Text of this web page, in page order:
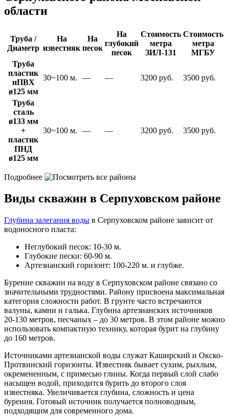
области
Труба /
Диаметр
На
известняк
На
песок
На
глубокий
песок
Стоимость
метра
ЗИЛ-131
Стоимость
метра
МГБУ
Труба
пластик
нПВХ
ø125 мм
30~100 м. — — 3200 руб. 3500 руб.
Труба
сталь
ø133 мм
+
пластик
ПНД
ø125 мм
30~100 м. — — 3200 руб. 3500 руб.
Подробнее
Виды скважин в Серпуховском районе
Глубина залегания воды в Серпуховском районе зависит от
водоносного пласта:
Неглубокий песок: 10-30 м.
Глубокие пески: 60-90 м.
Артезианский горизонт: 100-220 м. и глубже.
Бурение скважин на воду в Серпуховском районе связано со
значительными трудностями. Району присвоена максимальная
категория сложности работ. В грунте часто встречаются
валуны, камни и галька. Глубина артезианских источников
20-130 метров, песчаных – до 30 метров. В этом районе можно
использовать компактную технику, которая бурит на глубину
до 160 метров.
Источниками артезианской воды служат Каширский и Окско-
Протвинский горизонты. Известняк бывает сухим, рыхлым,
окремененным, с примесью глины. Когда первый слой слабо
насыщен водой, приходится бурить до второго слоя
известняка. Увеличивается глубина, сложность и цена
бурения. Готовый источник получается полноводным,
подходящим для современного дома.